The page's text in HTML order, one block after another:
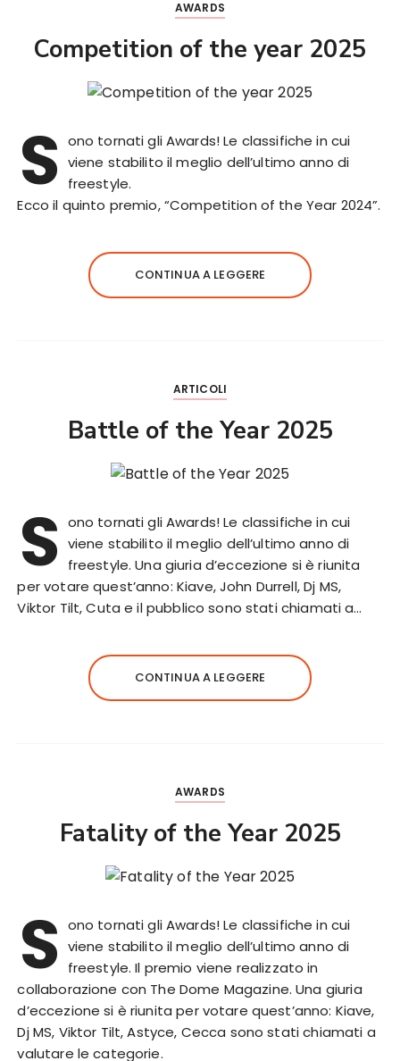
AWARDS
Competition of the year 2025
S ono tornati gli Awards! Le classifiche in cui
viene stabilito il meglio dell’ultimo anno di
freestyle.
Ecco il quinto premio, “Competition of the Year 2024”.
CONTINUA A LEGGERE
ARTICOLI
Battle of the Year 2025
S ono tornati gli Awards! Le classifiche in cui
viene stabilito il meglio dell’ultimo anno di
freestyle. Una giuria d’eccezione si è riunita
per votare quest’anno: Kiave, John Durrell, Dj MS,
Viktor Tilt, Cuta e il pubblico sono stati chiamati a…
CONTINUA A LEGGERE
AWARDS
Fatality of the Year 2025
S ono tornati gli Awards! Le classifiche in cui
viene stabilito il meglio dell’ultimo anno di
freestyle. Il premio viene realizzato in
collaborazione con The Dome Magazine. Una giuria
d’eccezione si è riunita per votare quest’anno: Kiave,
Dj MS, Viktor Tilt, Astyce, Cecca sono stati chiamati a
valutare le categorie.